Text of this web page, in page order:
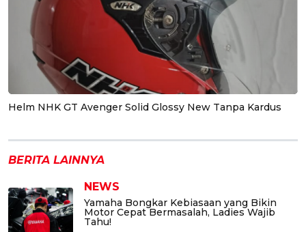
Helm NHK GT Avenger Solid Glossy New Tanpa Kardus
BERITA LAINNYA
NEWS
Yamaha Bongkar Kebiasaan yang Bikin
Motor Cepat Bermasalah, Ladies Wajib
Tahu!